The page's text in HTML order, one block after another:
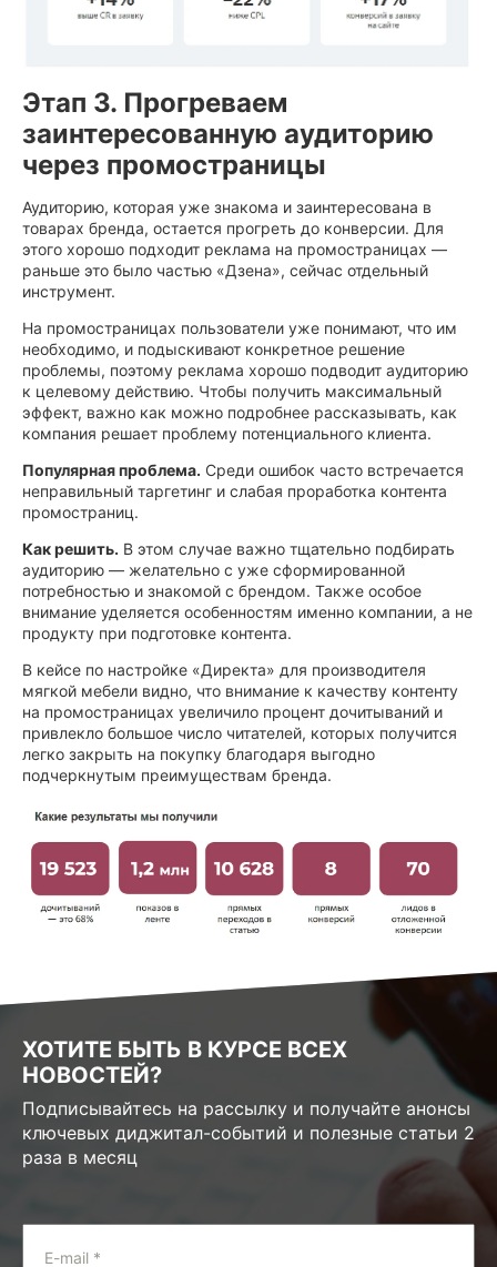
Этап 3. Прогреваем
заинтересованную аудиторию
через промостраницы
Аудиторию, которая уже знакома и заинтересована в
товарах бренда, остается прогреть до конверсии. Для
этого хорошо подходит реклама на промостраницах —
раньше это было частью «Дзена», сейчас отдельный
инструмент.
На промостраницах пользователи уже понимают, что им
необходимо, и подыскивают конкретное решение
проблемы, поэтому реклама хорошо подводит аудиторию
к целевому действию. Чтобы получить максимальный
эффект, важно как можно подробнее рассказывать, как
компания решает проблему потенциального клиента.
Популярная проблема. Среди ошибок часто встречается
неправильный таргетинг и слабая проработка контента
промостраниц.
Как решить. В этом случае важно тщательно подбирать
аудиторию — желательно с уже сформированной
потребностью и знакомой с брендом. Также особое
внимание уделяется особенностям именно компании, а не
продукту при подготовке контента.
В кейсе по настройке «Директа» для производителя
мягкой мебели видно, что внимание к качеству контенту
на промостраницах увеличило процент дочитываний и
привлекло большое число читателей, которых получится
легко закрыть на покупку благодаря выгодно
подчеркнутым преимуществам бренда.
ХОТИТЕ БЫТЬ В КУРСЕ ВСЕХ
НОВОСТЕЙ?
Подписывайтесь на рассылку и получайте анонсы
ключевых диджитал-событий и полезные статьи 2
раза в месяц
E-mail *